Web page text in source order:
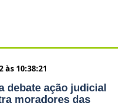
às 10:38:21
debate ação judicial
moradores das